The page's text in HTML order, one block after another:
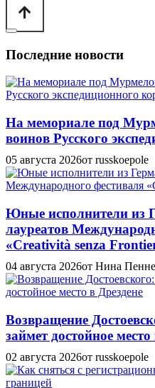
Последние новости
На мемориале под
воинов Русского
05 августа 2026от russkoepole
Юные исполнители из
лауреатов
«Creatività senza
04 августа 2026от Нина
Возвращение
займет достойное место
02 августа 2026от russkoepole